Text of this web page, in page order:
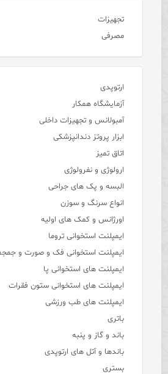
تجهیزات
مصرفی
ارتوپدی
آزمایشگاه همکار
آمبولانس و تجهیزات داخلی
ابزار پروتز دندانپزشکی
اتاق تمیز
ارولوژی و نفرولوژی
البسه و پک های جراحی
انواع سرنگ و سوزن
اورژانس و کمک های اولیه
ایمپلنت استخوانی تروما
ایمپلنت استخوانی فک و صورت و
ایمپلنت های استخوانی پا
ایمپلنت های استخوانی ستون فقرات
ایمپلنت های طب ورزشی
باتری
باند و گاز و پنبه
باندها و آتل های ارتوپدی
بستری